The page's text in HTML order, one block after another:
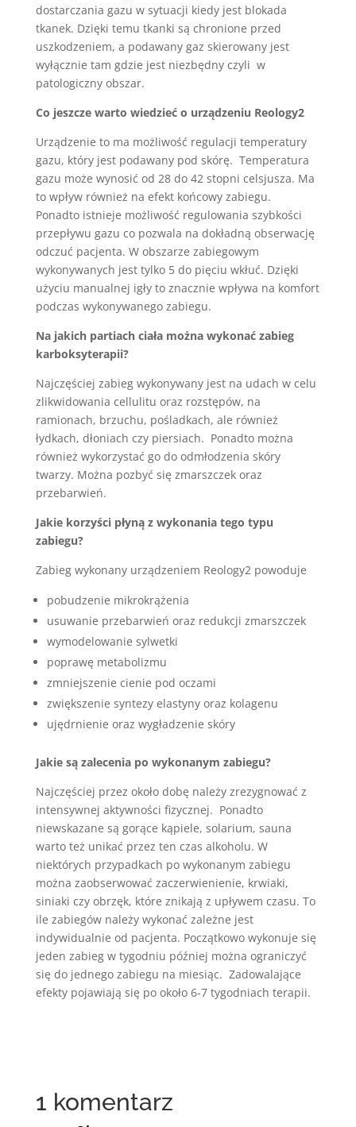
dostarczania gazu w sytuacji kiedy jest blokada
tkanek. Dzięki temu tkanki są chronione przed
uszkodzeniem, a podawany gaz skierowany jest
wyłącznie tam gdzie jest niezbędny czyli w
patologiczny obszar.
Co jeszcze warto wiedzieć o urządzeniu Reology2
Urządzenie to ma możliwość regulacji temperatury
gazu, który jest podawany pod skórę. Temperatura
gazu może wynosić od 28 do 42 stopni celsjusza. Ma
to wpływ również na efekt końcowy zabiegu.
Ponadto istnieje możliwość regulowania szybkości
przepływu gazu co pozwala na dokładną obserwację
odczuć pacjenta. W obszarze zabiegowym
wykonywanych jest tylko 5 do pięciu wkłuć. Dzięki
użyciu manualnej igły to znacznie wpływa na komfort
podczas wykonywanego zabiegu.
Na jakich partiach ciała można wykonać zabieg
karboksyterapii?
Najczęściej zabieg wykonywany jest na udach w celu
zlikwidowania cellulitu oraz rozstępów, na
ramionach, brzuchu, pośladkach, ale również
łydkach, dłoniach czy piersiach. Ponadto można
również wykorzystać go do odmłodzenia skóry
twarzy. Można pozbyć się zmarszczek oraz
przebarwień.
Jakie korzyści płyną z wykonania tego typu
zabiegu?
Zabieg wykonany urządzeniem Reology2 powoduje
pobudzenie mikrokrążenia
usuwanie przebarwień oraz redukcji zmarszczek
wymodelowanie sylwetki
poprawę metabolizmu
zmniejszenie cienie pod oczami
zwiększenie syntezy elastyny oraz kolagenu
ujędrnienie oraz wygładzenie skóry
Jakie są zalecenia po wykonanym zabiegu?
Najczęściej przez około dobę należy zrezygnować z
intensywnej aktywności fizycznej. Ponadto
niewskazane są gorące kąpiele, solarium, sauna
warto też unikać przez ten czas alkoholu. W
niektórych przypadkach po wykonanym zabiegu
można zaobserwować zaczerwienienie, krwiaki,
siniaki czy obrzęk, które znikają z upływem czasu. To
ile zabiegów należy wykonać zależne jest
indywidualnie od pacjenta. Początkowo wykonuje się
jeden zabieg w tygodniu później można ograniczyć
się do jednego zabiegu na miesiąc. Zadowalające
efekty pojawiają się po około 6-7 tygodniach terapii.
1 komentarz